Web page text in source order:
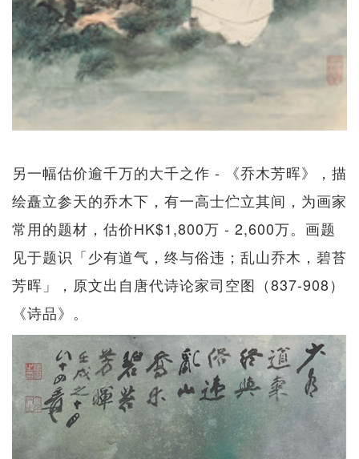
另一幅估价逾千万的大千之作 - 《乔木芳晖》，描
绘矗立参天的乔木下，有一高士伫立其间，为画家
常用的题材，估价HK$1,800万 - 2,600万。画题
见于题识「少有道气，终与俗违；乱山乔木，碧苔
芳晖」，原文出自唐代诗论家司空图（837-908）
《诗品》。